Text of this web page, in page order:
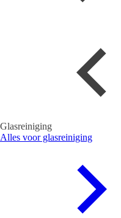
Glasreiniging
Alles voor glasreiniging